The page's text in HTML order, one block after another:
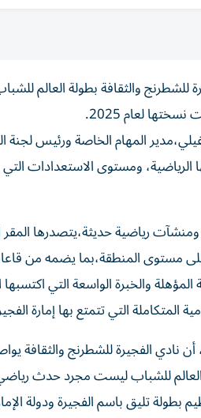
لعام 2025.
المهام الخاصة ورئيس لجنة
الرياضية، ومستوى الاستعدادات
رياضية حديثة،يتصدرها
مستوى المنطقة،بما يضمه من
والخبرة الواسعة التي
المتكاملة التي تتمتع بها إمارة
نادي الفجيرة للشطرنج والثقافة
العالم للشباب ليست مجرد حدث
بطولة تليق باسم الفجيرة ودولة